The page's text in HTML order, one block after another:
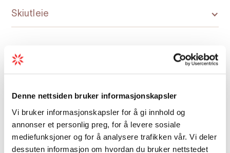
Denne nettsiden bruker informasjonskapsler
Vi bruker informasjonskapsler for å gi innhold og
annonser et personlig preg, for å levere sosiale
mediefunksjoner og for å analysere trafikken vår. Vi deler
dessuten informasjon om hvordan du bruker nettstedet
250 meter opp til det definitive
høgdepunktet; Trolltunga.
som kombinerer natur, historie og kultur i
omvisning i Agatunet.
Her finn du alle dei spanande aktivitetane til
Trolltunga Active!
Skiutleie
Kart